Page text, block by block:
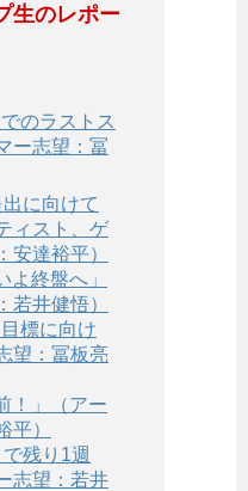
生のレポー
のラストス
ー志望：冨
に向けて
ィスト、ゲ
安達裕平）
よ終盤へ」
若井健悟）
標に向け
望：冨板亮
！」（アー
平）
残り1週
志望：若井